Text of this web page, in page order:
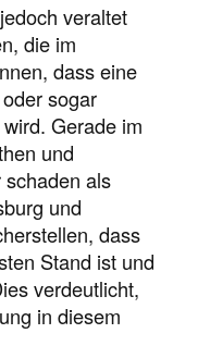
veraltet
die im
dass eine
sogar
Gerade im
und
als
und
dass
Stand ist und
verdeutlicht,
in diesem